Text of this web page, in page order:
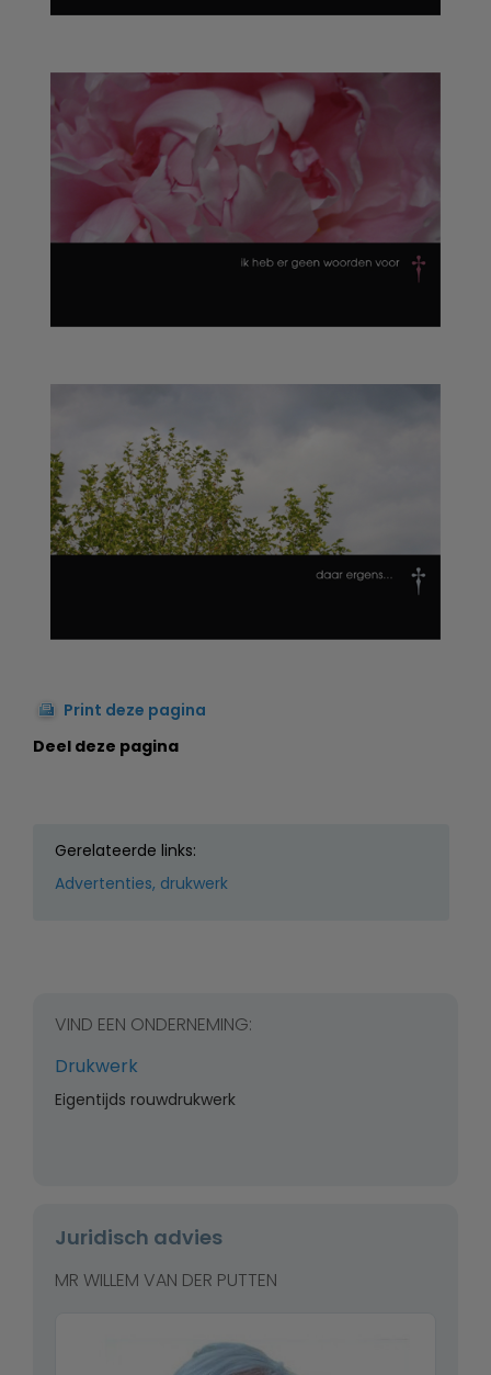
Print deze pagina
Deel deze pagina
Gerelateerde links:
Advertenties, drukwerk
VIND EEN ONDERNEMING:
Drukwerk
Eigentijds rouwdrukwerk
Juridisch advies
MR WILLEM VAN DER PUTTEN